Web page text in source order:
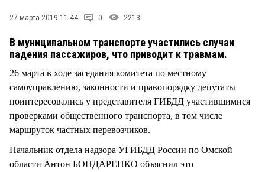
27 марта 2019 11:44 0 2213
В муниципальном транспорте участились случаи
падения пассажиров, что приводит к травмам.
26 марта в ходе заседания комитета по местному
самоуправлению, законности и правопорядку депутаты
поинтересовались у представителя ГИБДД участившимися
проверками общественного транспорта, в том числе
маршруток частных перевозчиков.
Начальник отдела надзора УГИБДД России по Омской
области Антон БОНДАРЕНКО объяснил это